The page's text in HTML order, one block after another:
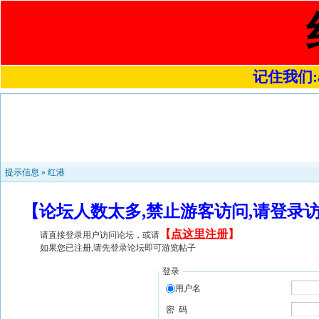
记住我们
提示信息 » 红港
【论坛人数太多,禁止游客访问,请登
请直接登录用户访问论坛，或请 【 点这里注册】
如果您已注册,请先登录论坛即可游览帖子
登录
用户名
密 码